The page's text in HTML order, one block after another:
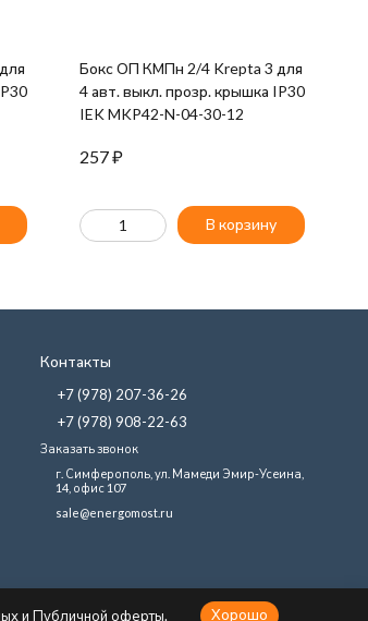
Бокс ОП КМПн 2/4 Krepta 3 для
4 авт. выкл. прозр. крышка IP30
IEK MKP42-N-04-30-12
257₽
В корзину
Контакты
+7 (978) 207-36-26
+7 (978) 908-22-63
Заказать звонок
г. Симферополь, ул. Мамеди Эмир-Усеина,
14, офис 107
sale@energomost.ru
и Публичной оферты. Хорошо